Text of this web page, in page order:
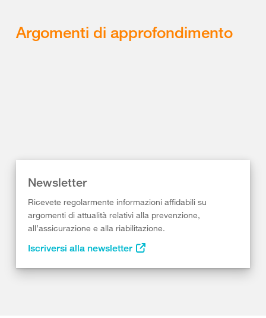
Argomenti di approfondimento
Newsletter
Ricevete regolarmente informazioni affidabili su
argomenti di attualità relativi alla prevenzione,
all’assicurazione e alla riabilitazione.
Iscriversi alla newsletter